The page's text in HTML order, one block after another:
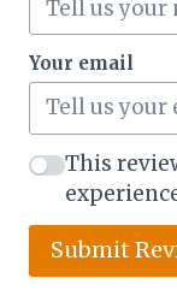
Your email
This
Submit